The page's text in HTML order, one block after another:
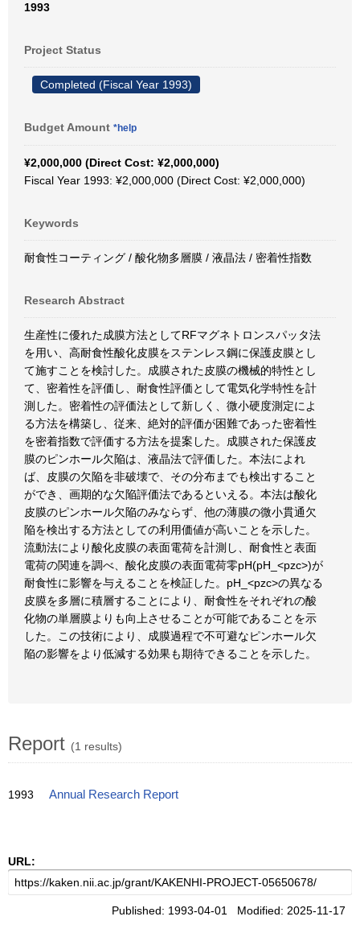
1993
Project Status
Completed (Fiscal Year 1993)
Budget Amount *help
¥2,000,000 (Direct Cost: ¥2,000,000)
Fiscal Year 1993: ¥2,000,000 (Direct Cost: ¥2,000,000)
Keywords
耐食性コーティング / 酸化物多層膜 / 液晶法 / 密着性指数
Research Abstract
生産性に優れた成膜方法としてRFマグネトロンスパッタ法
を用い、高耐食性酸化皮膜をステンレス鋼に保護皮膜とし
て施すことを検討した。成膜された皮膜の機械的特性とし
て、密着性を評価し、耐食性評価として電気化学特性を計
測した。密着性の評価法として新しく、微小硬度測定によ
る方法を構築し、従来、絶対的評価が困難であった密着性
を密着指数で評価する方法を提案した。成膜された保護皮
膜のピンホール欠陥は、液晶法で評価した。本法によれ
ば、皮膜の欠陥を非破壊で、その分布までも検出すること
ができ、画期的な欠陥評価法であるといえる。本法は酸化
皮膜のピンホール欠陥のみならず、他の薄膜の微小貫通欠
陥を検出する方法としての利用価値が高いことを示した。
流動法により酸化皮膜の表面電荷を計測し、耐食性と表面
電荷の関連を調べ、酸化皮膜の表面電荷零pH(pH_<pzc>)が
耐食性に影響を与えることを検証した。pH_<pzc>の異なる
皮膜を多層に積層することにより、耐食性をそれぞれの酸
化物の単層膜よりも向上させることが可能であることを示
した。この技術により、成膜過程で不可避なピンホール欠
陥の影響をより低減する効果も期待できることを示した。
Report (1 results)
1993 Annual Research Report
URL:
Published: 1993-04-01 Modified: 2025-11-17